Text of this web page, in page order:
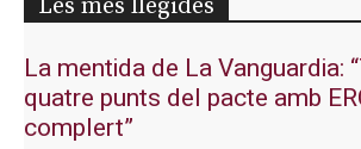
Les més llegides
La mentida de La Vanguardia:
quatre punts del pacte amb
complert”